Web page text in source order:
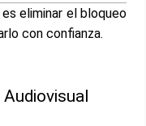
eliminar el bloqueo
con confianza.